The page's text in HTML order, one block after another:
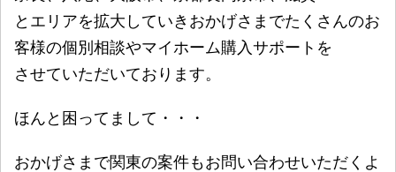
とエリアを拡大していきおかげさまでたくさんのお
客様の個別相談やマイホーム購入サポートを
させていただいております。
ほんと困ってまして・・・
おかげさまで関東の案件もお問い合わせいただくよ